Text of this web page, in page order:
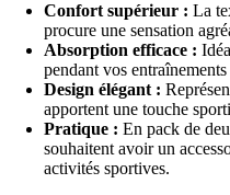
Confort supérieur : La
procure une sensation
Absorption efficace :
pendant vos
Design élégant :
apportent une touche
Pratique : En pack de
souhaitent avoir un
activités sportives.